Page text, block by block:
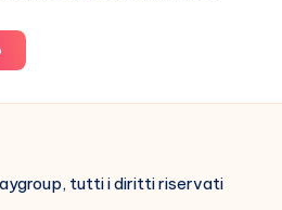
tutti i diritti riservati